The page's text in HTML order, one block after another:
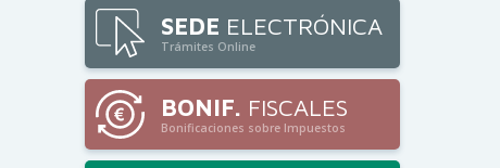
SEDE ELECTRÓNICA
Trámites Online
BONIF. FISCALES
Bonificaciones sobre Impuestos